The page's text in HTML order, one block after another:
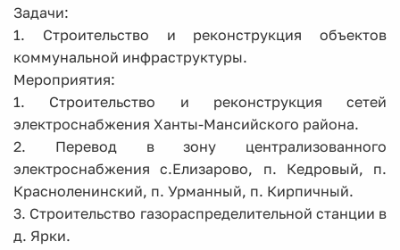
Задачи:
1. Строительство и реконструкция объектов
коммунальной инфраструктуры.
Мероприятия:
1. Строительство и реконструкция сетей
электроснабжения Ханты-Мансийского района.
2. Перевод в зону централизованного
электроснабжения с.Елизарово, п. Кедровый, п.
Красноленинский, п. Урманный, п. Кирпичный.
3. Строительство газораспределительной станции в
д. Ярки.